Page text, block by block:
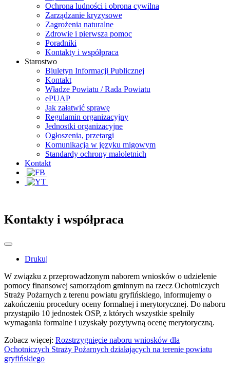
Ochrona ludności i obrona cywilna
Zarządzanie kryzysowe
Zagrożenia naturalne
Zdrowie i pierwsza pomoc
Poradniki
Kontakty i współpraca
Starostwo
Biuletyn Informacji Publicznej
Kontakt
Władze Powiatu / Rada Powiatu
ePUAP
Jak załatwić sprawę
Regulamin organizacyjny
Jednostki organizacyjne
Ogłoszenia, przetargi
Komunikacja w języku migowym
Standardy ochrony małoletnich
Kontakt
Kontakty i współpraca
Drukuj
W związku z przeprowadzonym naborem wniosków o udzielenie
pomocy finansowej samorządom gminnym na rzecz Ochotniczych
Straży Pożarnych z terenu powiatu gryfińskiego, informujemy o
zakończeniu procedury oceny formalnej i merytorycznej. Do naboru
przystąpiło 10 jednostek OSP, z których wszystkie spełniły
wymagania formalne i uzyskały pozytywną ocenę merytoryczną.
Zobacz więcej: Rozstrzygnięcie naboru wniosków dla
Ochotniczych Straży Pożarnych działających na terenie powiatu
gryfińskiego